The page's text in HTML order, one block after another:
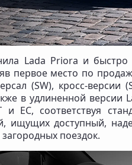
Lada Priora и
первое место по
(SW), кросс-
в удлиненной версии
и ЕС, соответствуя
ищущих доступный,
загородных поездок.